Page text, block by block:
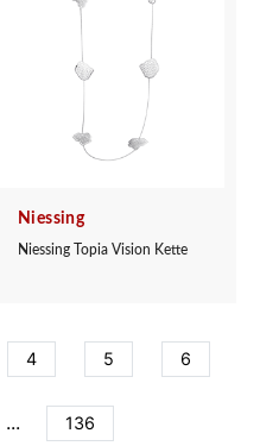
Niessing
Niessing Topia Vision Kette
4 5 6
... 136